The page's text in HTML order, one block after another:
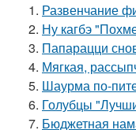
1. Развенчание
2. Ну кагбэ
3. Папарацци
4. Мягкая,
5. Шаурма по-
6. Голубцы
7. Бюджетная